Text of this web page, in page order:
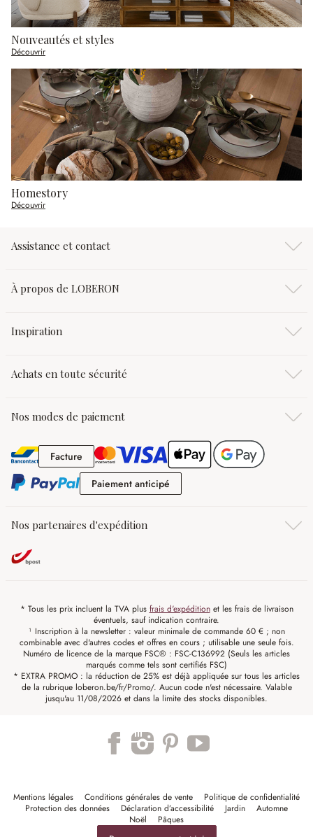
Nouveautés et styles
Découvrir
Homestory
Découvrir
Assistance et contact
À propos de LOBERON
Inspiration
Achats en toute sécurité
Nos modes de paiement
FactureFacture
Paiement anticipé
Nos partenaires d'expédition
* Tous les prix incluent la TVA plus frais d'expéditionet les frais de livraison
éventuels, sauf indication contraire.
¹ Inscription à la newsletter : valeur minimale de commande 60 € ; non
combinable avec d'autres codes et offres en cours ; utilisable une seule fois.
Numéro de licence de la marque FSC® : FSC-C136992 (Seuls les articles
marqués comme tels sont certifiés FSC)
* EXTRA PROMO : la réduction de 25% est déjà appliquée sur tous les articles
de la rubrique loberon.be/fr/Promo/. Aucun code n'est nécessaire. Valable
jusqu'au 11/08/2026 et dans la limite des stocks disponibles.
Mentions légales Conditions générales de vente
Politique de confidentialité
Protection des données
Déclaration d’accessibilité Jardin
Automne
Noël
Pâques